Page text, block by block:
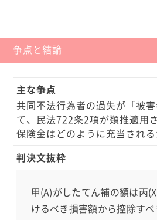
意がありました。 ・被害者Aは前
意して走行すべき義務があったに
ありました。 ・Aの自賠責保険に
の妹である同乗者Bの損害につい
済がなされました。 ・一審・原
算されて、過失相殺後の損害額は
認定し、そこから3000万円を控
の支払うべき額であると判断しま
争点と結論
主な争点
共同不法行為者の過失が「被
て、民法722条2項が類推適用
保険金はどのように充当される
判決文抜粋
甲(A)がしたてん補の額は丙
けるべき損害額から控除す